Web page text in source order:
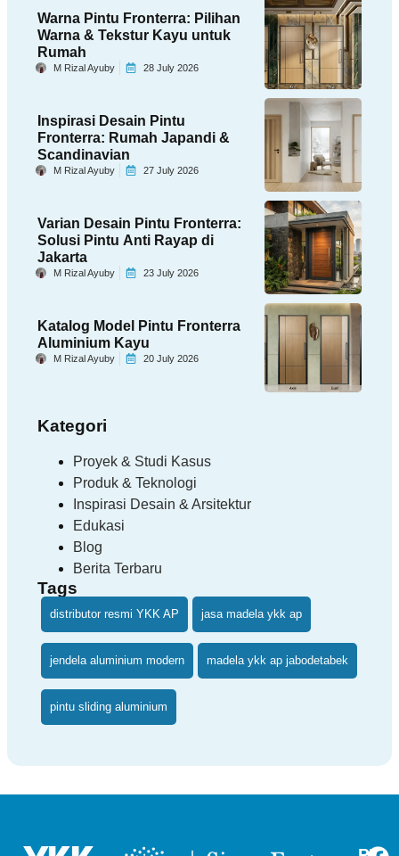
Warna Pintu Fronterra: Pilihan
Warna & Tekstur Kayu untuk
Rumah
M Rizal Ayuby 28 July 2026
Inspirasi Desain Pintu
Fronterra: Rumah Japandi &
Scandinavian
M Rizal Ayuby 27 July 2026
Varian Desain Pintu Fronterra:
Solusi Pintu Anti Rayap di
Jakarta
M Rizal Ayuby 23 July 2026
Katalog Model Pintu Fronterra
Aluminium Kayu
M Rizal Ayuby 20 July 2026
Kategori
Proyek & Studi Kasus
Produk & Teknologi
Inspirasi Desain & Arsitektur
Edukasi
Blog
Berita Terbaru
Tags
distributor resmi YKK AP jasa madela ykk ap
jendela aluminium modern madela ykk ap jabodetabek
pintu sliding aluminium